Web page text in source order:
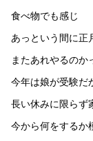
食べ物でも感じ
あっという間に正
またあれやるのか
今年は娘が受験だ
長い休みに限らず
今から何をするか